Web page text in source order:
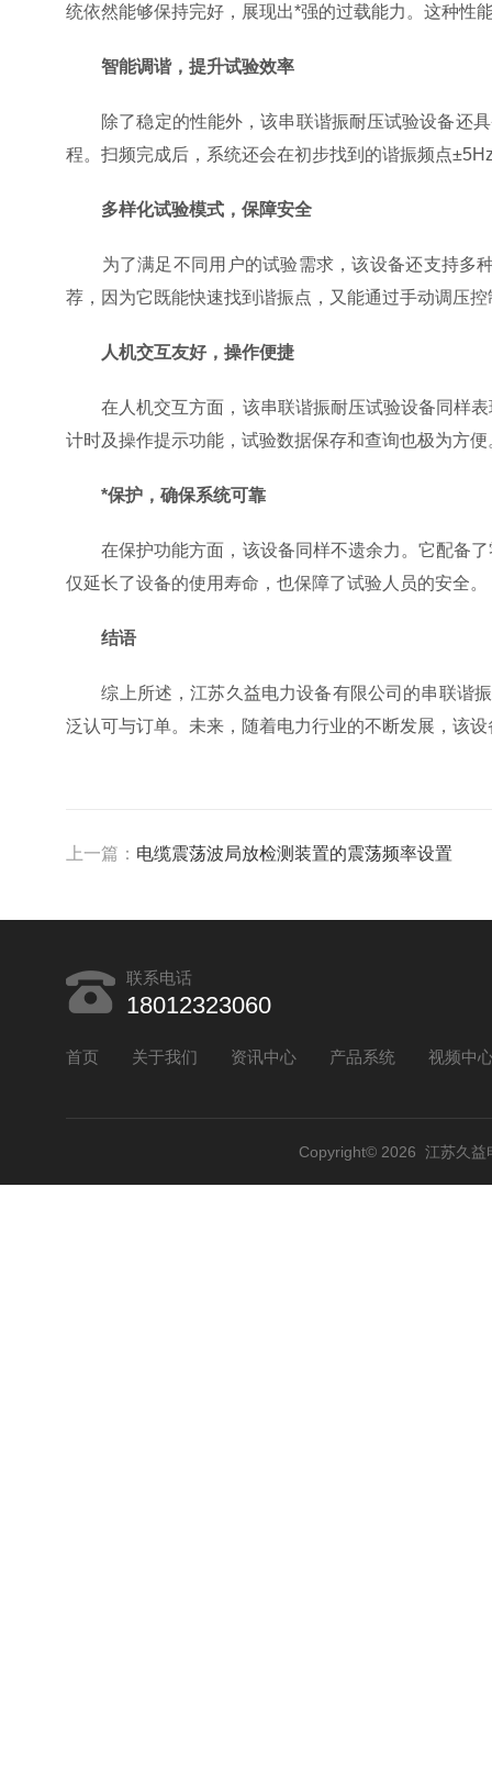
统依然能够保持完好，展现出*强的过载能力。这种性
智能调谐，提升试验效率
除了稳定的性能外，该串联谐振耐压试验设备还具
程。扫频完成后，系统还会在初步找到的谐振频点
多样化试验模式，保障安全
为了满足不同用户的试验需求，该设备还支持多种
荐，因为它既能快速找到谐振点，又能通过手动调压
人机交互友好，操作便捷
在人机交互方面，该串联谐振耐压试验设备同样表
计时及操作提示功能，试验数据保存和查询也极为方
*保护，确保系统可靠
在保护功能方面，该设备同样不遗余力。它配备了
仅延长了设备的使用寿命，也保障了试验人员的安全。
结语
综上所述，江苏久益电力设备有限公司的串联谐振
泛认可与订单。未来，随着电力行业的不断发展，该
上一篇： 电缆震荡波局放检测装置的震荡频率设置
联系电话
18012323060
首页 关于我们 资讯中心 产品系统 视频中
Copyright© 2026 江苏久